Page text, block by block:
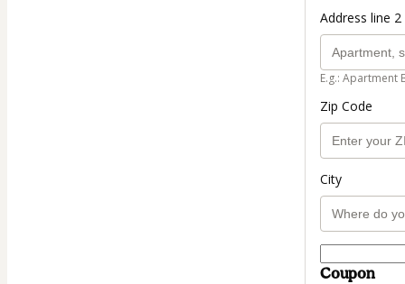
Address line
E.g.: Apartment
Zip Code
City
Coupon